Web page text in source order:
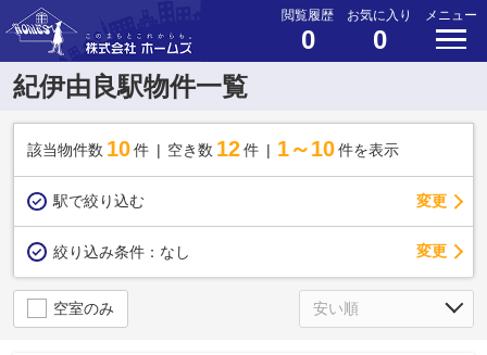
閲覧履歴
0
お気に入り
0
メニュー
紀伊由良駅物件一覧
該当物件数 10件 空き数 12 件 1～10 件を表示
駅で絞り込む 変更
絞り込み条件： なし 変更
空室のみ